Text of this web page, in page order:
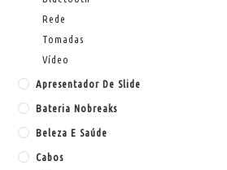
Rede
Tomadas
Vídeo
Apresentador De Slide
Bateria Nobreaks
Beleza E Saúde
Cabos